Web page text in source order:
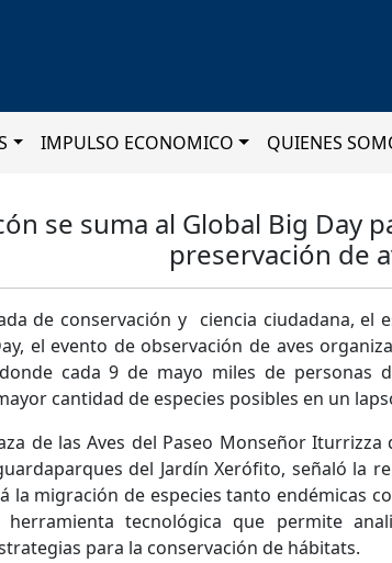
IMPULSO ECONOMICO QUIENES
se suma al Global Big Day
preservación de
de conservación y ciencia ciudadana, el
el evento de observación de aves
cada 9 de mayo miles de personas
cantidad de especies posibles en un
de las Aves del Paseo Monseñor
del Jardín Xerófito, señaló la
la migración de especies tanto endémicas
herramienta tecnológica que permite
para la conservación de hábitats.